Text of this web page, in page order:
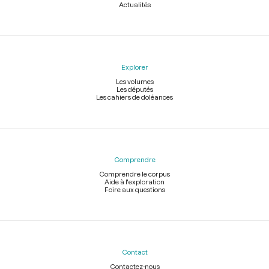
Actualités
Explorer
Les volumes
Les députés
Les cahiers de doléances
Comprendre
Comprendre le corpus
Aide à l'exploration
Foire aux questions
Contact
Contactez-nous